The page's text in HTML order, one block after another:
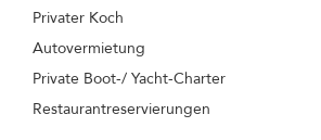
Privater Koch
Autovermietung
Private Boot-/ Yacht-Charter
Restaurantreservierungen